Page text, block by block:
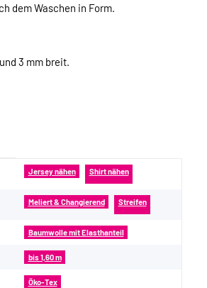
dem Waschen in Form.
3 mm breit.
Jersey nähen Shirt nähen
Meliert & Changierend Streifen
Baumwolle mit Elasthanteil
bis 1,60 m
Öko-Tex